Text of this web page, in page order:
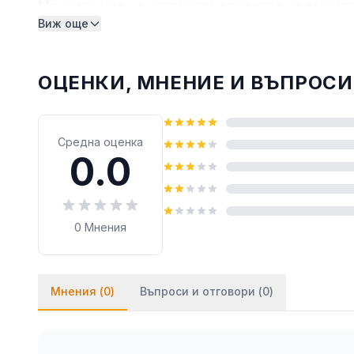
монтират на стената посредством
Виж още
ОЦЕНКИ, МНЕНИЕ И ВЪПРОСИ
Средна оценка
0.0
0 Мнения
Мнения (0) Въпроси и отговори (0)